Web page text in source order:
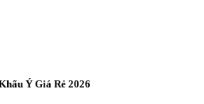
Ý Giá Rẻ 2026